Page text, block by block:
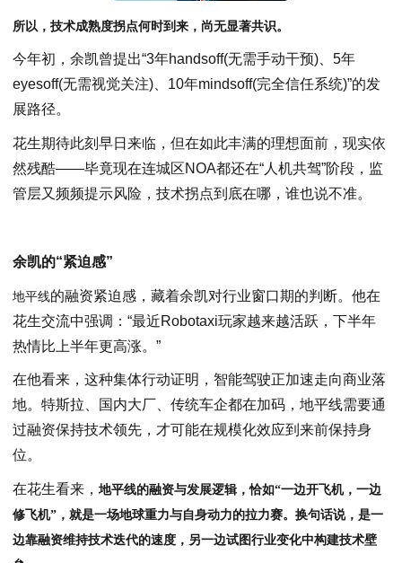
所以， 技术成熟度拐点何时到来，尚无显著共识。
今年初，余凯曾提出“3年handsoff(无需手动干预)、5年
eyesoff(无需视觉关注)、10年mindsoff(完全信任系统)”的发
展路径。
花生期待此刻早日来临，但在如此丰满的理想面前，现实依
然残酷——毕竟现在连城区NOA都还在“人机共驾”阶段，监
管层又频频提示风险，技术拐点到底在哪，谁也说不准。
余凯的“紧迫感”
地平线的融资紧迫感，藏着余凯对行业窗口期的判断。他在
花生交流中强调：“最近Robotaxi玩家越来越活跃，下半年
热情比上半年更高涨。”
在他看来，这种集体行动证明，智能驾驶正加速走向商业落
地。特斯拉、国内大厂、传统车企都在加码，地平线需要通
过融资保持技术领先，才可能在规模化效应到来前保持身
位。
在花生看来， 地平线的融资与发展逻辑，恰如“一边开飞机，一边
修飞机” ， 就是一场地球重力与自身动力的拉力赛。换句话说，是一
边靠融资维持技术迭代的速度， 另一边试图行业变化中构建技术壁